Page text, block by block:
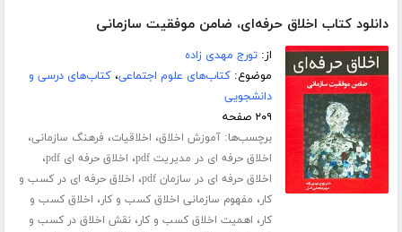
دانلود کتاب اخلاق حرفه‌ای، ضامن موفقیت سازمانی
از:تورج مهدی زاده
موضوع:کتاب‌های علوم اجتماعی،کتاب‌های درسی و
دانشجویی
۲۰۹ صفحه
برچسب‌ها:آموزش اخلاق، اخلاقیات، فرهنگ سازمانی،
اخلاق حرفه ای در مدیریت pdf ، اخلاق حرفه ای pdf ،
اخلاق حرفه ای در سازمان pdf ، اخلاق حرفه ای در کسب و
کار، مفهوم سازمانی اخلاق کسب و کار، اخلاق کسب و
کار، اهمیت اخلاق کسب و کار،نقش اخلاق در کسب و